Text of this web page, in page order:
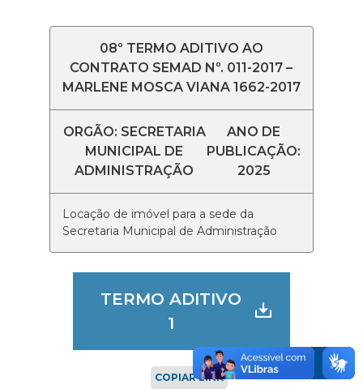
08º TERMO ADITIVO AO
CONTRATO SEMAD Nº. 011-2017 –
MARLENE MOSCA VIANA 1662-2017
ORGÃO: SECRETARIA
MUNICIPAL DE
ADMINISTRAÇÃO
ANO DE
PUBLICAÇÃO:
2025
Locação de imóvel para a sede da
Secretaria Municipal de Administração
TERMO ADITIVO
1
COPIAR LINK